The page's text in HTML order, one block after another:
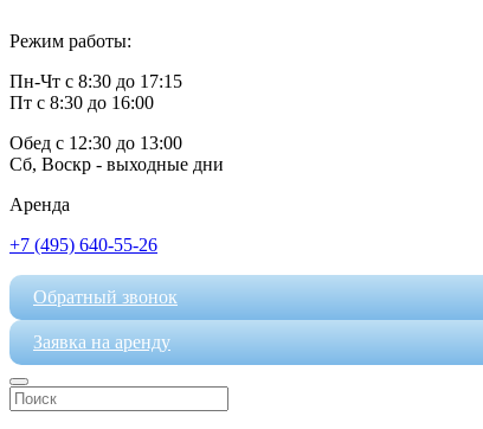
Режим работы:
Пн-Чт с 8:30 до 17:15
Пт с 8:30 до 16:00
Обед с 12:30 до 13:00
Сб, Воскр - выходные дни
Аренда
+7 (495) 640-55-26
Обратный звонок
Заявка на аренду